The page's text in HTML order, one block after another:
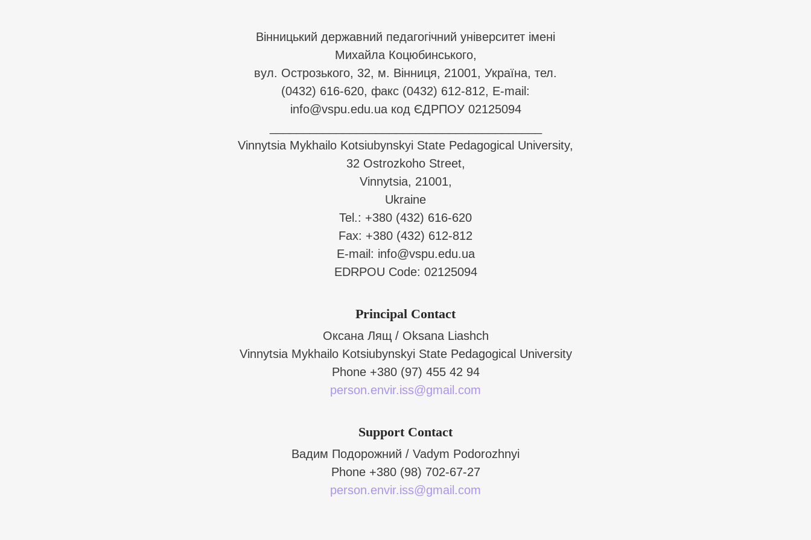
Вінницький державний педагогічний університет імені
Михайла Коцюбинського,
вул. Острозького, 32, м. Вінниця, 21001, Україна, тел.
(0432) 616-620, факс (0432) 612-812, E-mail:
info@vspu.edu.ua код ЄДРПОУ 02125094
Vinnytsia Mykhailo Kotsiubynskyi State Pedagogical University,
32 Ostrozkoho Street,
Vinnytsia, 21001,
Ukraine
Tel.: +380 (432) 616-620
Fax: +380 (432) 612-812
E-mail: info@vspu.edu.ua
EDRPOU Code: 02125094
Principal Contact
Оксана Лящ / Oksana Liashch
Vinnytsia Mykhailo Kotsiubynskyi State Pedagogical University
Phone +380 (97) 455 42 94
person.envir.iss@gmail.com
Support Contact
Вадим Подорожний / Vadym Podorozhnyi
Phone +380 (98) 702-67-27
person.envir.iss@gmail.com